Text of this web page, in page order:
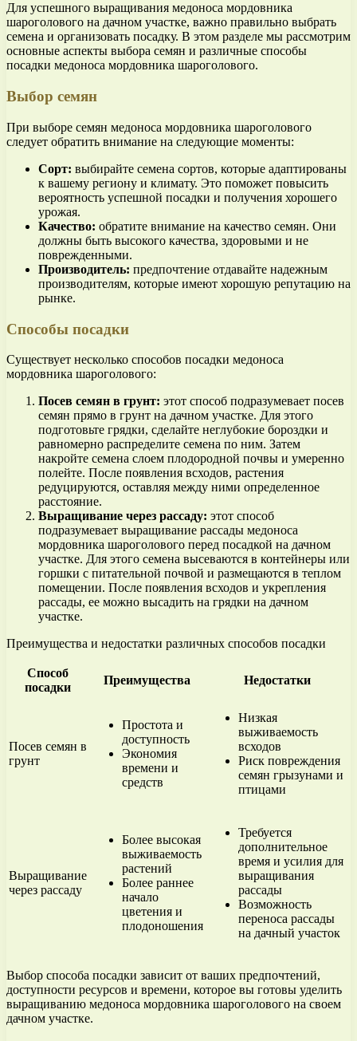
Для успешного выращивания медоноса мордовника
шароголового на дачном участке, важно правильно выбрать
семена и организовать посадку. В этом разделе мы рассмотрим
основные аспекты выбора семян и различные способы
посадки медоноса мордовника шароголового.
Выбор семян
При выборе семян медоноса мордовника шароголового
следует обратить внимание на следующие моменты:
Сорт: выбирайте семена сортов, которые адаптированы
к вашему региону и климату. Это поможет повысить
вероятность успешной посадки и получения хорошего
урожая.
Качество: обратите внимание на качество семян. Они
должны быть высокого качества, здоровыми и не
поврежденными.
Производитель: предпочтение отдавайте надежным
производителям, которые имеют хорошую репутацию на
рынке.
Способы посадки
Существует несколько способов посадки медоноса
мордовника шароголового:
Посев семян в грунт: этот способ подразумевает посев
семян прямо в грунт на дачном участке. Для этого
подготовьте грядки, сделайте неглубокие бороздки и
равномерно распределите семена по ним. Затем
накройте семена слоем плодородной почвы и умеренно
полейте. После появления всходов, растения
редуцируются, оставляя между ними определенное
расстояние.
Выращивание через рассаду: этот способ
подразумевает выращивание рассады медоноса
мордовника шароголового перед посадкой на дачном
участке. Для этого семена высеваются в контейнеры или
горшки с питательной почвой и размещаются в теплом
помещении. После появления всходов и укрепления
рассады, ее можно высадить на грядки на дачном
участке.
Преимущества и недостатки различных способов посадки
Способ
посадки
Преимущества Недостатки
Посев семян в
грунт
Простота и
доступность
Экономия
времени и
средств
Низкая
выживаемость
всходов
Риск повреждения
семян грызунами и
птицами
Выращивание
через рассаду
Более высокая
выживаемость
растений
Более раннее
начало
цветения и
плодоношения
Требуется
дополнительное
время и усилия для
выращивания
рассады
Возможность
переноса рассады
на дачный участок
Выбор способа посадки зависит от ваших предпочтений,
доступности ресурсов и времени, которое вы готовы уделить
выращиванию медоноса мордовника шароголового на своем
дачном участке.